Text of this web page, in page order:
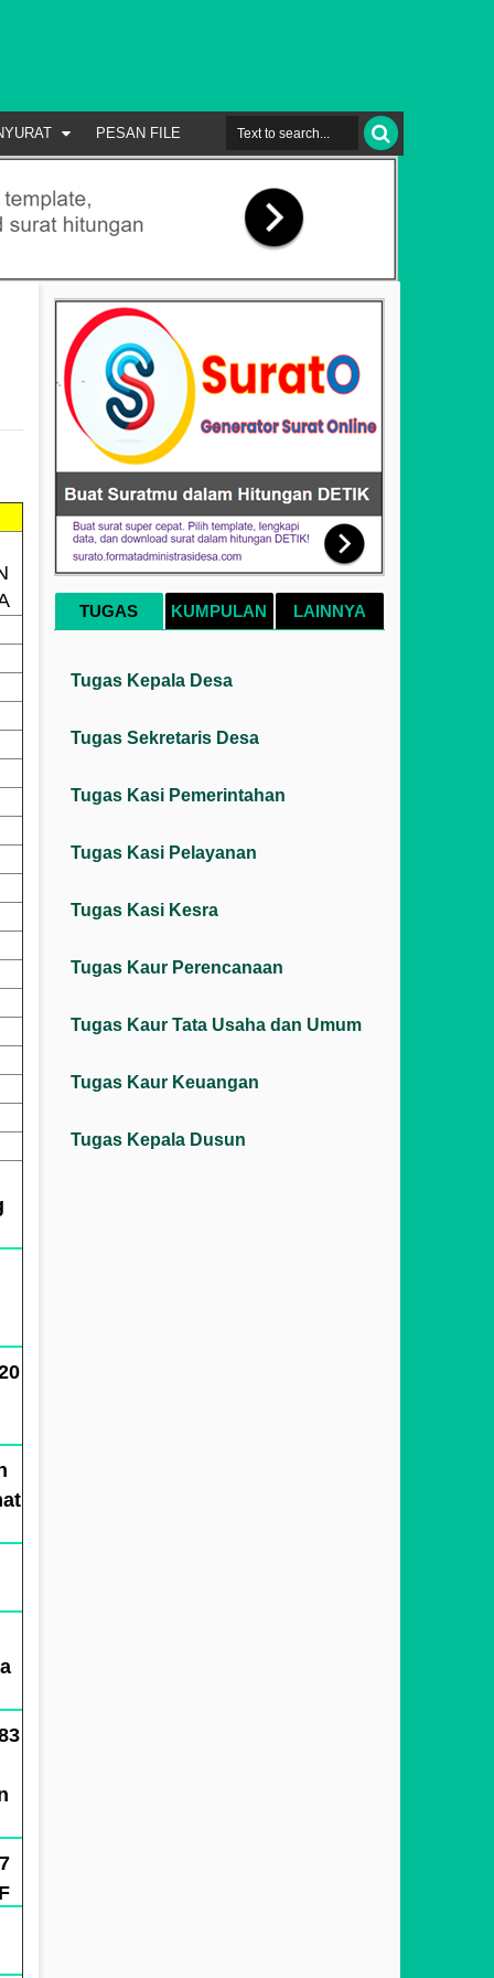
PESAN FILE
TUGAS KUMPULAN LAINNYA
Tugas Kepala Desa
Tugas Sekretaris Desa
Tugas Kasi Pemerintahan
Tugas Kasi Pelayanan
Tugas Kasi Kesra
Tugas Kaur Perencanaan
Tugas Kaur Tata Usaha dan Umum
Tugas Kaur Keuangan
Tugas Kepala Dusun